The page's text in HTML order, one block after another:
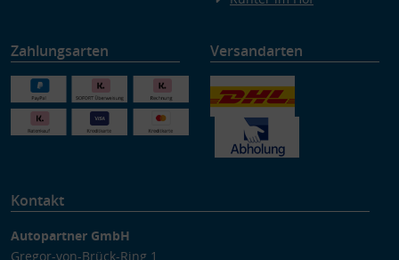
Zahlungsarten Versandarten
Kontakt
Autopartner GmbH
Gregor-von-Brück-Ring 1